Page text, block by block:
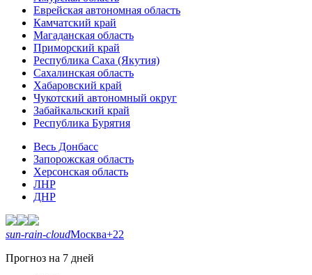
Еврейская автономная область
Камчатский край
Магаданская область
Приморский край
Республика Саха (Якутия)
Сахалинская область
Хабаровский край
Чукотский автономный округ
Забайкальский край
Республика Бурятия
Весь Донбасс
Запорожская область
Херсонская область
ЛНР
ДНР
sun-rain-cloudМосква+22
Прогноз на 7 дней